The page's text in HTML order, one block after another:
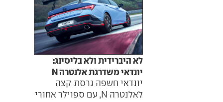
לא היברידית ולא בליסינג:
יונדאי משדרגת אלנטרה N
יונדאי חשפה גרסת קצה
לאלנטרה N, עם ספוילר אחורי